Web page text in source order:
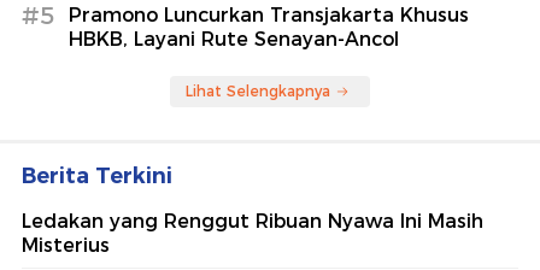
#5
Pramono Luncurkan Transjakarta Khusus
HBKB, Layani Rute Senayan-Ancol
Lihat Selengkapnya
Berita Terkini
Ledakan yang Renggut Ribuan Nyawa Ini Masih
Misterius